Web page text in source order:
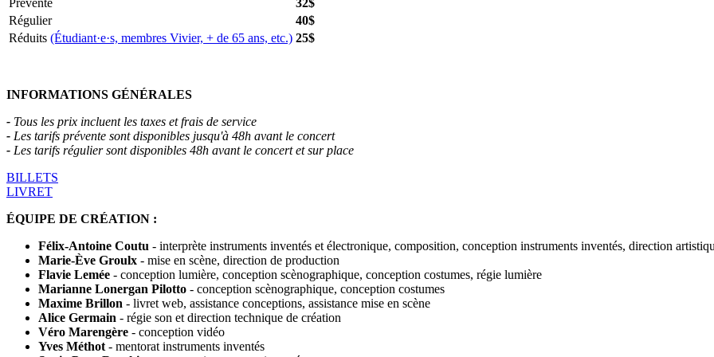
Prévente
32$
Régulier
40$
Réduits (Étudiant·e·s, membres Vivier, + de 65 ans, etc.) 25$
INFORMATIONS GÉNÉRALES
- Tous les prix incluent les taxes et frais de service
- Les tarifs prévente sont disponibles jusqu'à 48h avant le concert
- Les tarifs régulier sont disponibles 48h avant le concert et sur place
BILLETS
LIVRET
ÉQUIPE DE CRÉATION :
Félix-Antoine Coutu - interprète instruments inventés et électronique, composition, conception instruments inventés, direction
Marie-Ève Groulx - mise en scène, direction de production
Flavie Lemée - conception lumière, conception scènographique, conception costumes, régie lumière
Marianne Lonergan Pilotto - conception scènographique, conception costumes
Maxime Brillon - livret web, assistance conceptions, assistance mise en scène
Alice Germain - régie son et direction technique de création
Véro Marengère - conception vidéo
Yves Méthot - mentorat instruments inventés